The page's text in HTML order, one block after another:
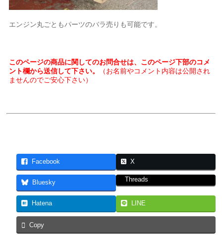
エンジン丸ごともパーツのバラ売りも可能です。
このページの商品に関してのお問合せは、このページ下部のコメ
ント欄から送信して下さい。
（お名前やコメント内容は公開され
ませんのでご安心下さい）
Facebook X
Bluesky Threads
Hatena LINE
Copy